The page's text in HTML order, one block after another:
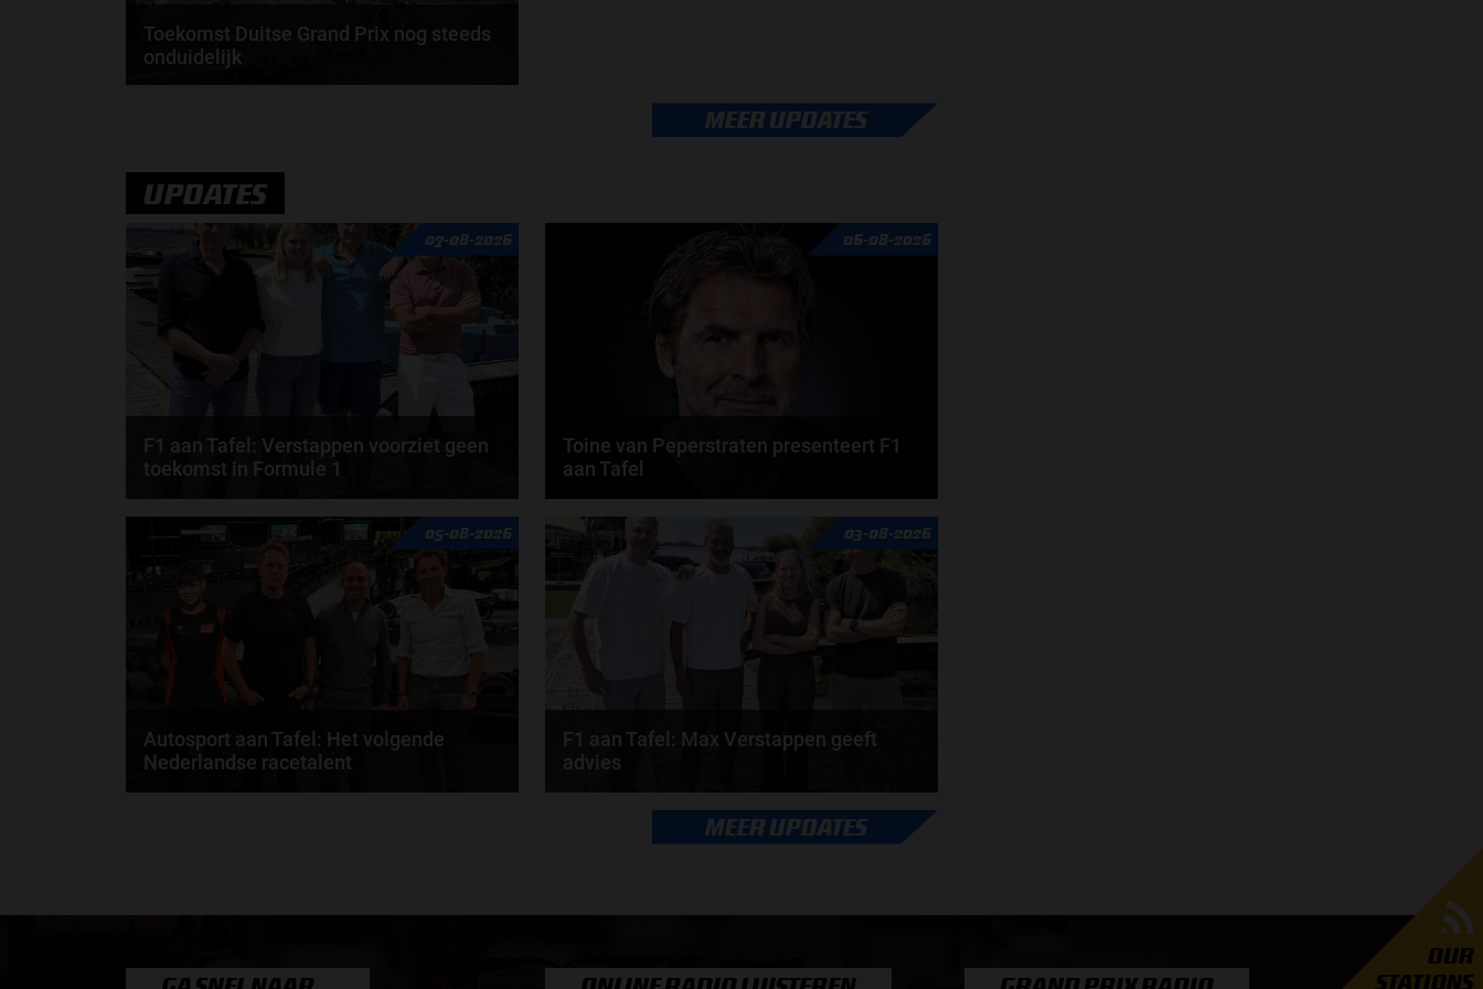
OUR
STATIONS
Toekomst Duitse Grand Prix nog steeds
onduidelijk
MEER UPDATES
UPDATES
07-08-2026
F1 aan Tafel: Verstappen voorziet geen
toekomst in Formule 1
Max Verstappen wil géén Formule 1-team, de FIA en
de motorfabrikanten zaten niet op één lijn en...
de redactie van Grand Prix Radio
06-08-2026
Toine van Peperstraten presenteert F1
aan Tafel
Rob van Someren, Beitske Visser en Frans
Verschuur schuiven aan in de nieuwe F1 aan Tafel.
Iedere...
door
05-08-2026
Autosport aan Tafel: Het volgende
Nederlandse racetalent
03-08-2026
F1 aan Tafel: Max Verstappen geeft
advies
Max Verstappen adviseert Red Bull. Gaat George
Russell weg bij Mercedes? En moet de budgetcap...
MEER UPDATES